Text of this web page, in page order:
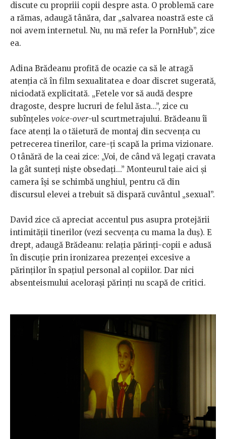
discute cu propriii copii despre asta. O problemă care
a rămas, adaugă tânăra, dar „salvarea noastră este că
noi avem internetul. Nu, nu mă refer la PornHub”, zice
ea.
Adina Brădeanu profită de ocazie ca să le atragă
atenția că în film sexualitatea e doar discret sugerată,
niciodată explicitată. „Fetele vor să audă despre
dragoste, despre lucruri de felul ăsta...”, zice cu
subînțeles voice-over-ul scurtmetrajului. Brădeanu îi
face atenți la o tăietură de montaj din secvența cu
petrecerea tinerilor, care-ți scapă la prima vizionare.
O tânără de la ceai zice: „Voi, de când vă legați cravata
la gât sunteți niște obsedați...” Monteurul taie aici și
camera își se schimbă unghiul, pentru că din
discursul elevei a trebuit să dispară cuvântul „sexual”.
David zice că apreciat accentul pus asupra protejării
intimității tinerilor (vezi secvența cu mama la duș). E
drept, adaugă Brădeanu: relația părinți-copii e adusă
în discuție prin ironizarea prezenței excesive a
părinților în spațiul personal al copiilor. Dar nici
absenteismului acelorași părinți nu scapă de critici.